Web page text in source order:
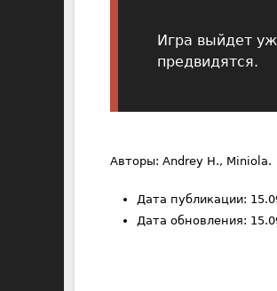
Игра выйдет
предвидятся.
Авторы: Andrey H., Miniola.
Дата публикации:
Дата обновления: